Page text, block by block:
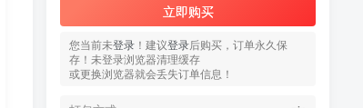
立即购买
您当前未登录 ！建议登录后购买，订单永久保
存！未登录浏览器清理缓存
或更换浏览器就会丢失订单信息！
立即购买
您当前未登录 ！建议登录后购买，订单永久保
存！未登录浏览器清理缓存
或更换浏览器就会丢失订单信息！